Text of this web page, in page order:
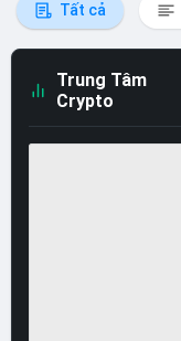
Tất cả
Trung Tâm
Crypto